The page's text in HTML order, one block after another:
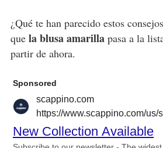
¿Qué te han parecido estos
que la blusa amarillapasa a la
partir de ahora.